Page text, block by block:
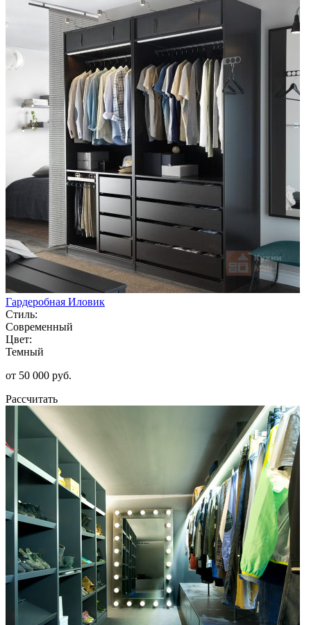
Гардеробная Иловик
Стиль:
Современный
Цвет:
Темный
от 50 000 руб.
Рассчитать